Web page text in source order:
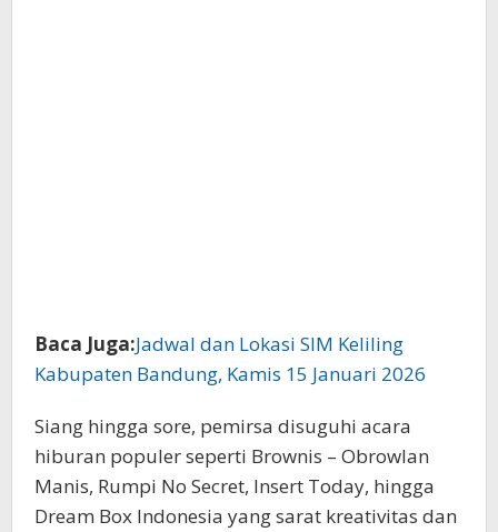
Baca Juga:Jadwal dan Lokasi SIM Keliling
Kabupaten Bandung, Kamis 15 Januari 2026
Siang hingga sore, pemirsa disuguhi acara
hiburan populer seperti Brownis – Obrowlan
Manis, Rumpi No Secret, Insert Today, hingga
Dream Box Indonesia yang sarat kreativitas dan